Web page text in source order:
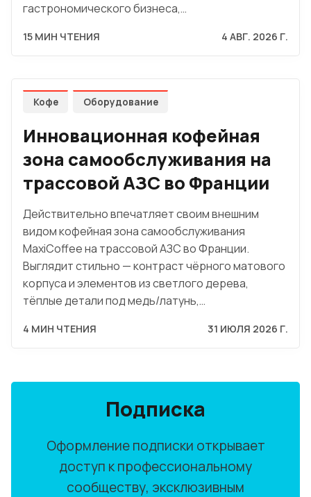
гастрономического бизнеса,…
15 МИН ЧТЕНИЯ 4 АВГ. 2026 Г.
Кофе Оборудование
Инновационная кофейная
зона самообслуживания на
трассовой АЗС во Франции
Действительно впечатляет своим внешним
видом кофейная зона самообслуживания
MaxiCoffee на трассовой АЗС во Франции.
Выглядит стильно — контраст чёрного матового
корпуса и элементов из светлого дерева,
тёплые детали под медь/латунь,…
4 МИН ЧТЕНИЯ 31 ИЮЛЯ 2026 Г.
Подписка
Оформление подписки открывает
доступ к профессиональному
сообществу, эксклюзивным